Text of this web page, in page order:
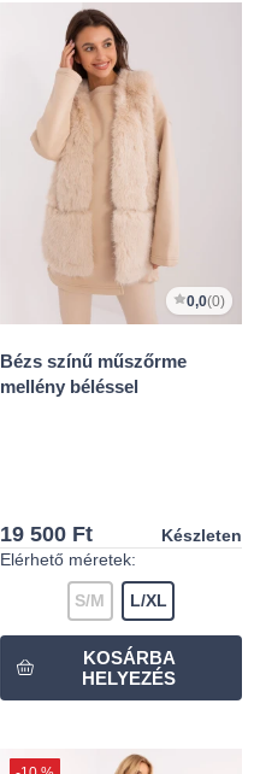
0,0(0)
Bézs színű műszőrme
mellény béléssel
19 500 Ft
Készleten
Elérhető méretek:
S/M L/XL